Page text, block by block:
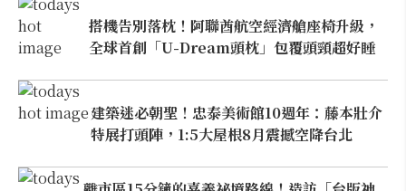
搭機告別落枕！阿聯酋航空經濟艙座椅升級，
全球首創「U-Dream頭枕」包覆頭頸超好睡
建築迷必朝聖！忠泰美術館10週年：藤本壯介
特展打頭陣，1:5大屋根8月震撼空降台北